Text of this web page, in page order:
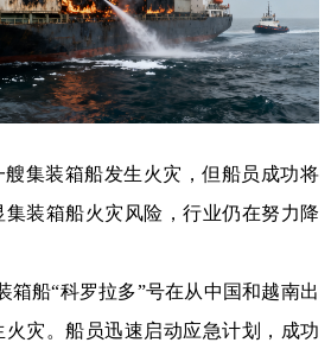
集装箱船发生火灾，但船员成功将
装箱船火灾风险，行业仍在努力降
箱船“科罗拉多”号在从中国和越南出
灾。船员迅速启动应急计划，成功